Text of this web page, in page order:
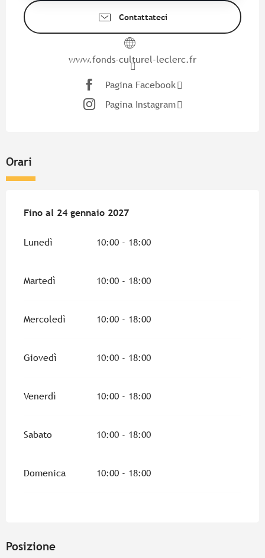
Contattateci
www.fonds-culturel-leclerc.fr
Pagina Facebook
Pagina Instagram
Orari
Dal6 giugno 2026 al24 gennaio 2027
Fino al 24 gennaio 2027
Lunedì 10:00 - 18:00
Martedì 10:00 - 18:00
Mercoledì 10:00 - 18:00
Giovedì 10:00 - 18:00
Venerdì 10:00 - 18:00
Sabato 10:00 - 18:00
Domenica 10:00 - 18:00
Posizione